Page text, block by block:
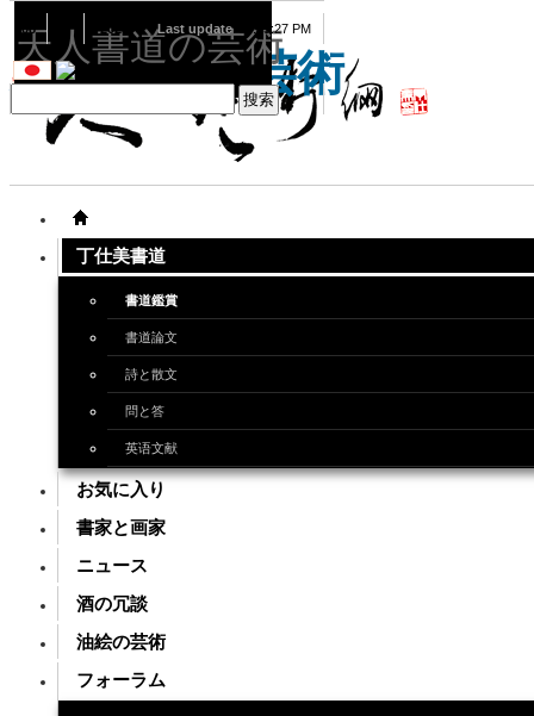
天人書道の芸術
丁仕美書道
書道鑑賞
書道論文
詩と散文
問と答
英语文献
お気に入り
書家と画家
ニュース
酒の冗談
油絵の芸術
フォーラム
08 07 2026 Last update 08:15:27 PM
天人書道の芸術